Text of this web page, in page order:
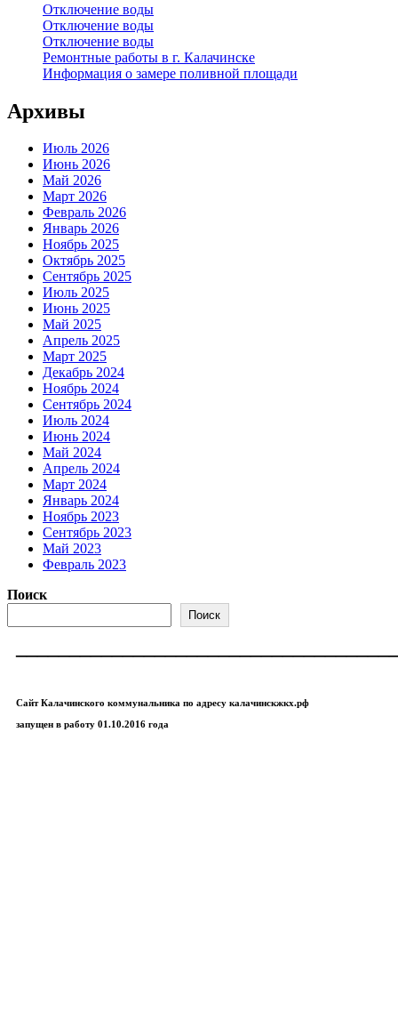
Отключение воды
Отключение воды
Отключение воды
Ремонтные работы в г. Калачинске
Информация о замере поливной площади
Архивы
Июль 2026
Июнь 2026
Май 2026
Март 2026
Февраль 2026
Январь 2026
Ноябрь 2025
Октябрь 2025
Сентябрь 2025
Июль 2025
Июнь 2025
Май 2025
Апрель 2025
Март 2025
Декабрь 2024
Ноябрь 2024
Сентябрь 2024
Июль 2024
Июнь 2024
Май 2024
Апрель 2024
Март 2024
Январь 2024
Ноябрь 2023
Сентябрь 2023
Май 2023
Февраль 2023
Поиск
Поиск
Сайт Калачинского коммунальника по адресу калачинскжкх.рф
запущен в работу 01.10.2016 года